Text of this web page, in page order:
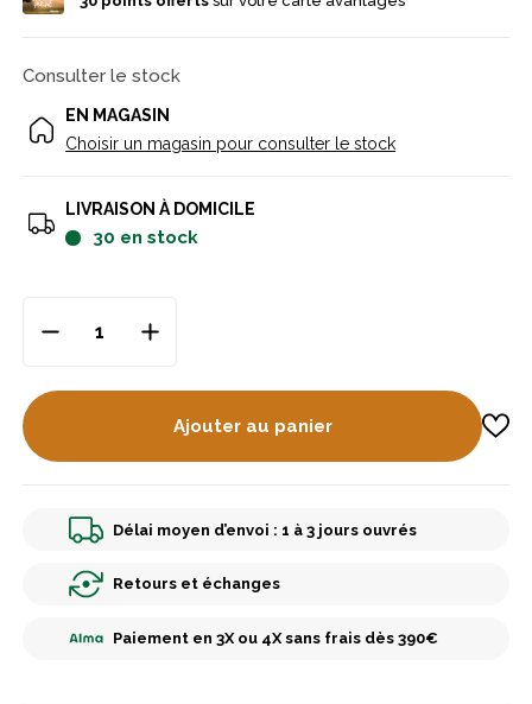
Consulter le stock
EN MAGASIN
Choisir un magasin pour consulter le stock
LIVRAISON À DOMICILE
30 en stock
Ajouter au panier
Délai moyen d’envoi : 1 à 3 jours ouvrés
Retours et échanges
Paiement en 3X ou 4X sans frais dès 390€